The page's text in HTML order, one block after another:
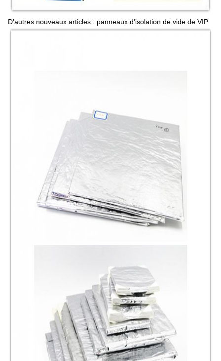
D'autres nouveaux articles : panneaux d'isolation de vide de VIP